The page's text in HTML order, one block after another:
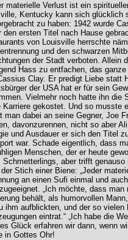
materielle Verlust ist ein
Kentucky kann sich glücklich
zu haben: 1942 wurde
den ersten Titel nach Hause
von Louisville herrschte
und den schwarzen
der Stadt verboten. Allein
Hass zu entfachen, das
Clay. Er predigt Liebe statt
der USA hat er für sein
Vielmehr noch hatte ihn die
Karriere gekostet. Und so musste
man dabei an seine Gegner, Joe
davonzurennen, nicht so aber
und Ausdauer er sich den Titel
war. Schade eigentlich, dass
Menschen, der er heute
Schmetterlings, aber trifft
Stich einer Biene: „Jeder
an einen Sufi einmal und
„Ich möchte, dass
behält, als humorvollen
ihm aufblickten, und der so
eintrat.“ „Ich habe die
Glück erfahren wir dann, wenn
in Gottes Ohr!